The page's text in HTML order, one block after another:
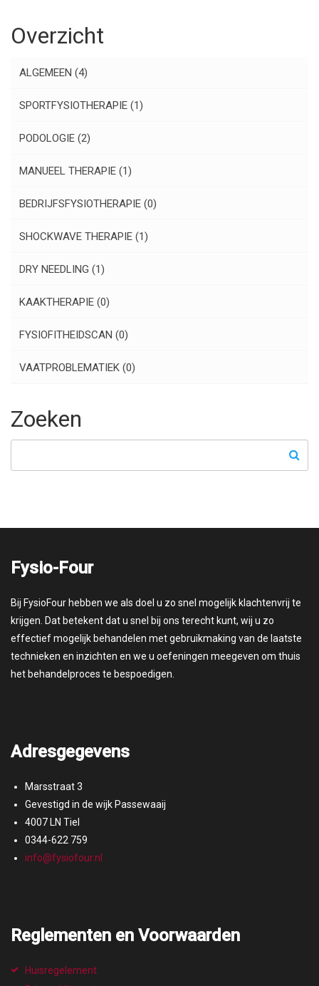
Overzicht
ALGEMEEN (4)
SPORTFYSIOTHERAPIE (1)
PODOLOGIE (2)
MANUEEL THERAPIE (1)
BEDRIJFSFYSIOTHERAPIE (0)
SHOCKWAVE THERAPIE (1)
DRY NEEDLING (1)
KAAKTHERAPIE (0)
FYSIOFITHEIDSCAN (0)
VAATPROBLEMATIEK (0)
Zoeken
Fysio-Four
Bij FysioFour hebben we als doel u zo snel mogelijk klachtenvrij te
krijgen. Dat betekent dat u snel bij ons terecht kunt, wij u zo
effectief mogelijk behandelen met gebruikmaking van de laatste
technieken en inzichten en we u oefeningen meegeven om thuis
het behandelproces te bespoedigen.
Adresgegevens
Marsstraat 3
Gevestigd in de wijk Passewaaij
4007 LN Tiel
0344-622 759
info@fysiofour.nl
Reglementen en Voorwaarden
Huisregelement